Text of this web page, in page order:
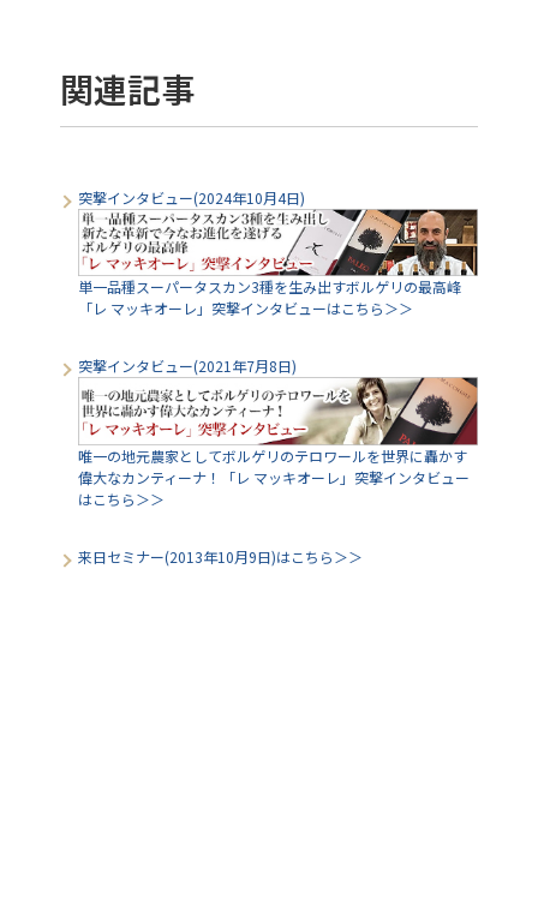
関連記事
突撃インタビュー(2024年10月4日)
単一品種スーパータスカン3種を生み出すボルゲリの最高峰
「レ マッキオーレ」突撃インタビューはこちら＞＞
突撃インタビュー(2021年7月8日)
唯一の地元農家としてボルゲリのテロワールを世界に轟かす
偉大なカンティーナ！「レ マッキオーレ」突撃インタビュー
はこちら＞＞
来日セミナー(2013年10月9日)はこちら＞＞